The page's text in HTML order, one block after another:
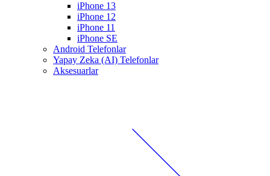
iPhone 13
iPhone 12
iPhone 11
iPhone SE
Android Telefonlar
Yapay Zeka (AI) Telefonlar
Aksesuarlar